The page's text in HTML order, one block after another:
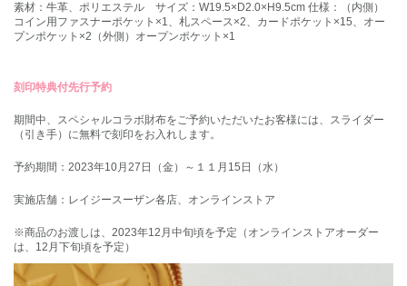
素材：牛革、ポリエステル サイズ：W19.5×D2.0×H9.5cm 仕様：（内側）
コイン用ファスナーポケット×1、札スペース×2、カードポケット×15、オー
プンポケット×2（外側）オープンポケット×1
刻印特典付先行予約
期間中、スペシャルコラボ財布をご予約いただいたお客様には、スライダー
（引き手）に無料で刻印をお入れします。
予約期間：2023年10月27日（金）～１１月15日（水）
実施店舗：レイジースーザン各店、オンラインストア
※商品のお渡しは、2023年12月中旬頃を予定（オンラインストアオーダー
は、12月下旬頃を予定）